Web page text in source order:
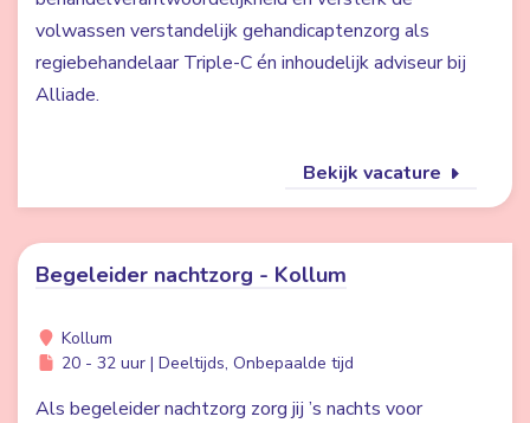
volwassen verstandelijk gehandicaptenzorg als
regiebehandelaar Triple-C én inhoudelijk adviseur bij
Alliade.
Bekijk vacature
Begeleider nachtzorg - Kollum
Kollum
20 - 32 uur | Deeltijds, Onbepaalde tijd
Als begeleider nachtzorg zorg jij ’s nachts voor